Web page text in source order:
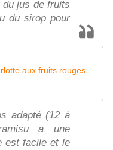
jus de fruits
du sirop pour
adapté (12 à
a une
est facile et le